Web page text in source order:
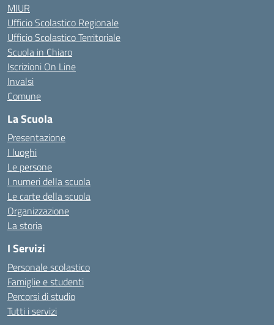
MIUR
Ufficio Scolastico Regionale
Ufficio Scolastico Territoriale
Scuola in Chiaro
Iscrizioni On Line
Invalsi
Comune
La Scuola
Presentazione
I luoghi
Le persone
I numeri della scuola
Le carte della scuola
Organizzazione
La storia
I Servizi
Personale scolastico
Famiglie e studenti
Percorsi di studio
Tutti i servizi